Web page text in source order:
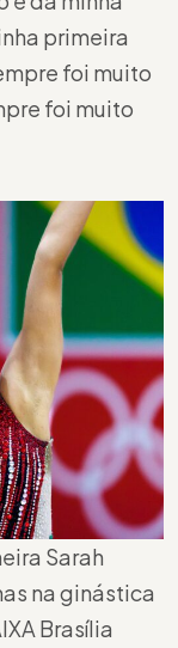
primeira
foi muito
foi muito
Sarah
na ginástica
Brasília